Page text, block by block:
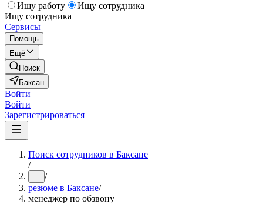
Ищу работу
Ищу сотрудника
Ищу сотрудника
Сервисы
Помощь
Ещё
Поиск
Баксан
Войти
Войти
Зарегистрироваться
Поиск сотрудников в Баксане
/
... /
резюме в Баксане/
менеджер по обзвону